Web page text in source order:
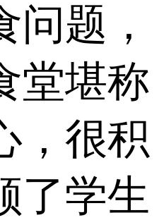
问题，
堂堪称
，很积
了学生